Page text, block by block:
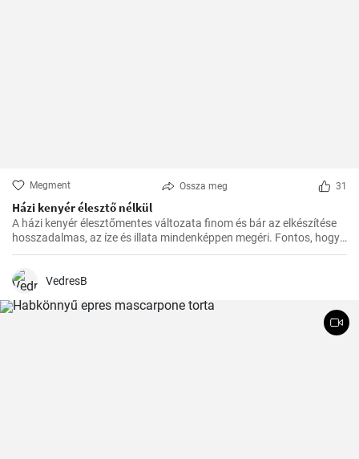
Megment Ossza meg 31
Házi kenyér élesztő nélkül
A házi kenyér élesztőmentes változata finom és bár az elkészítése
hosszadalmas, az íze és illata mindenképpen megéri. Fontos, hogy
előre tervezzük meg az készítést, mivel a dagasztás után
VedresB